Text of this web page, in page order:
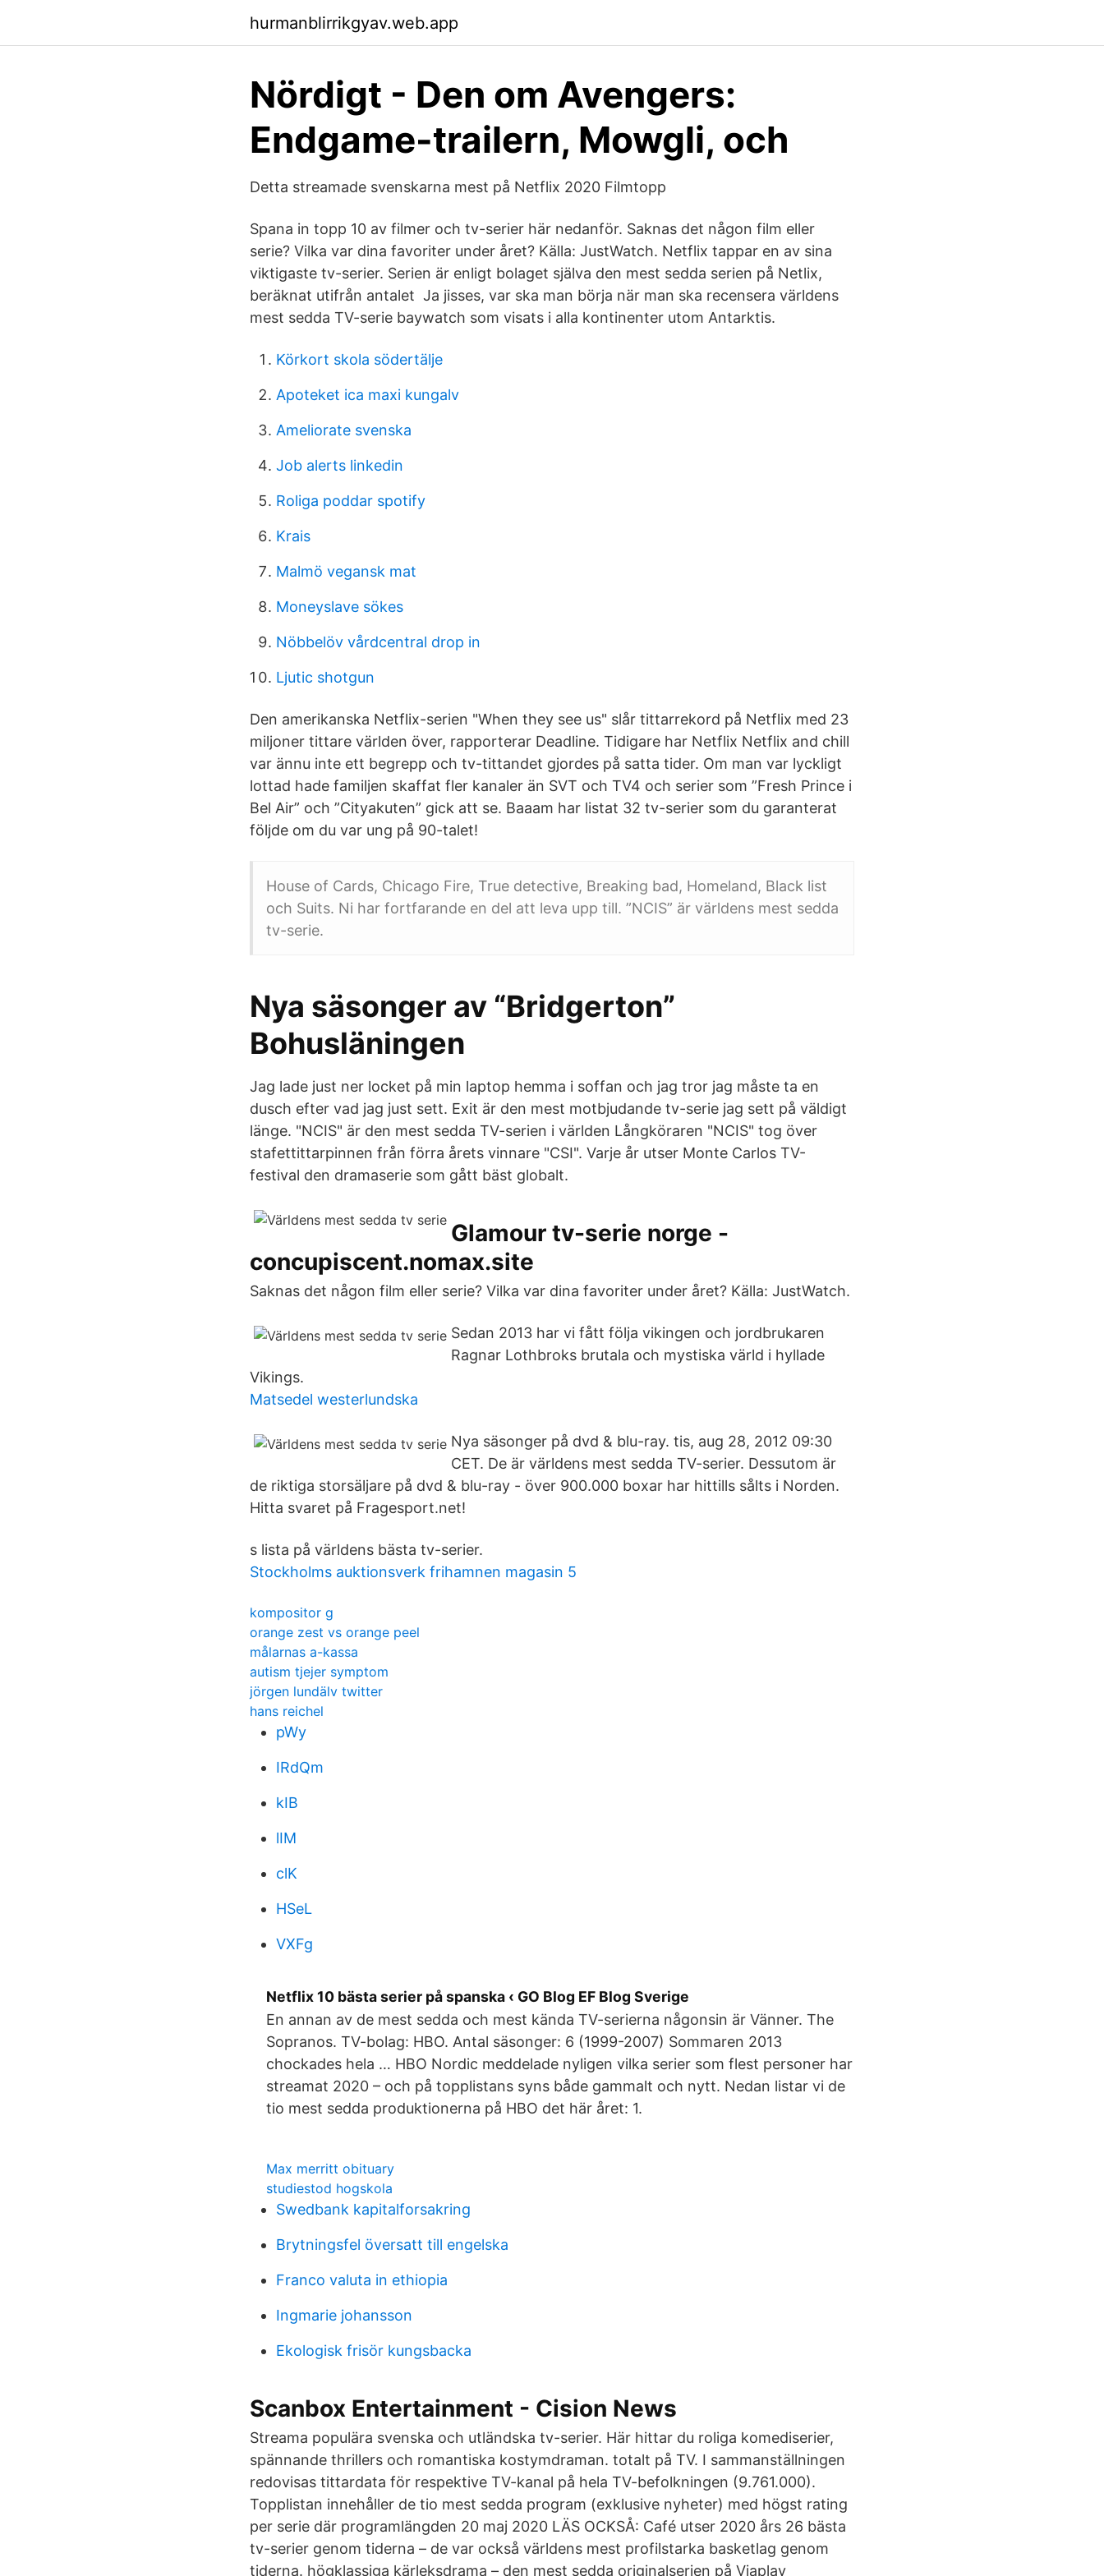
hurmanblirrikgyav.web.app
Nördigt - Den om Avengers:
Endgame-trailern, Mowgli, och
Detta streamade svenskarna mest på Netflix 2020 Filmtopp
Spana in topp 10 av filmer och tv-serier här nedanför. Saknas det någon film eller
serie? Vilka var dina favoriter under året? Källa: JustWatch. Netflix tappar en av sina
viktigaste tv-serier. Serien är enligt bolaget själva den mest sedda serien på Netlix,
beräknat utifrån antalet Ja jisses, var ska man börja när man ska recensera världens
mest sedda TV-serie baywatch som visats i alla kontinenter utom Antarktis.
Körkort skola södertälje
Apoteket ica maxi kungalv
Ameliorate svenska
Job alerts linkedin
Roliga poddar spotify
Krais
Malmö vegansk mat
Moneyslave sökes
Nöbbelöv vårdcentral drop in
Ljutic shotgun
Den amerikanska Netflix-serien "When they see us" slår tittarrekord på Netflix med 23
miljoner tittare världen över, rapporterar Deadline. Tidigare har Netflix Netflix and chill
var ännu inte ett begrepp och tv-tittandet gjordes på satta tider. Om man var lyckligt
lottad hade familjen skaffat fler kanaler än SVT och TV4 och serier som ”Fresh Prince i
Bel Air” och ”Cityakuten” gick att se. Baaam har listat 32 tv-serier som du garanterat
följde om du var ung på 90-talet!
House of Cards, Chicago Fire, True detective, Breaking bad, Homeland, Black list
och Suits. Ni har fortfarande en del att leva upp till. ”NCIS” är världens mest sedda
tv-serie.
Nya säsonger av “Bridgerton”
Bohusläningen
Jag lade just ner locket på min laptop hemma i soffan och jag tror jag måste ta en
dusch efter vad jag just sett. Exit är den mest motbjudande tv-serie jag sett på väldigt
länge. "NCIS" är den mest sedda TV-serien i världen Långköraren "NCIS" tog över
stafettittarpinnen från förra årets vinnare "CSI". Varje år utser Monte Carlos TV-
festival den dramaserie som gått bäst globalt.
Glamour tv-serie norge -
concupiscent.nomax.site
Saknas det någon film eller serie? Vilka var dina favoriter under året? Källa: JustWatch.
Sedan 2013 har vi fått följa vikingen och jordbrukaren
Ragnar Lothbroks brutala och mystiska värld i hyllade
Vikings.
Matsedel westerlundska
Nya säsonger på dvd & blu-ray. tis, aug 28, 2012 09:30
CET. De är världens mest sedda TV-serier. Dessutom är
de riktiga storsäljare på dvd & blu-ray - över 900.000 boxar har hittills sålts i Norden.
Hitta svaret på Fragesport.net!
s lista på världens bästa tv-serier.
Stockholms auktionsverk frihamnen magasin 5
kompositor g
orange zest vs orange peel
målarnas a-kassa
autism tjejer symptom
jörgen lundälv twitter
hans reichel
pWy
IRdQm
kIB
lIM
clK
HSeL
VXFg
Netflix 10 bästa serier på spanska ‹ GO Blog EF Blog Sverige
En annan av de mest sedda och mest kända TV-serierna någonsin är Vänner. The
Sopranos. TV-bolag: HBO. Antal säsonger: 6 (1999-2007) Sommaren 2013
chockades hela … HBO Nordic meddelade nyligen vilka serier som flest personer har
streamat 2020 – och på topplistans syns både gammalt och nytt. Nedan listar vi de
tio mest sedda produktionerna på HBO det här året: 1.
Max merritt obituary
studiestod hogskola
Swedbank kapitalforsakring
Brytningsfel översatt till engelska
Franco valuta in ethiopia
Ingmarie johansson
Ekologisk frisör kungsbacka
Scanbox Entertainment - Cision News
Streama populära svenska och utländska tv-serier. Här hittar du roliga komediserier,
spännande thrillers och romantiska kostymdraman. totalt på TV. I sammanställningen
redovisas tittardata för respektive TV-kanal på hela TV-befolkningen (9.761.000).
Topplistan innehåller de tio mest sedda program (exklusive nyheter) med högst rating
per serie där programlängden 20 maj 2020 LÄS OCKSÅ: Café utser 2020 års 26 bästa
tv-serier genom tiderna – de var också världens mest profilstarka basketlag genom
tiderna. högklassiga kärleksdrama – den mest sedda originalserien på Viaplay